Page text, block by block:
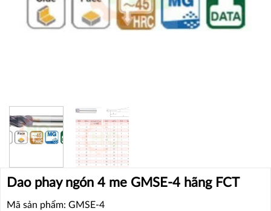
Dao phay ngón 4 me GMSE-4 hãng FCT
Mã sản phẩm: GMSE-4